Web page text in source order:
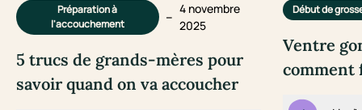
Préparation à
l'accouchement
– 4 novembre
2025
5 trucs de grands-mères pour
savoir quand on va accoucher
Début de
Ventre
comment